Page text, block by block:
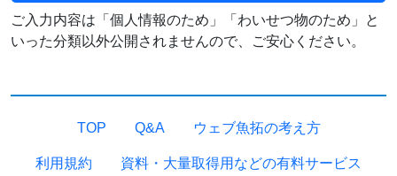
ご入力内容は「個人情報のため」「わいせつ物のため」と
いった分類以外公開されませんので、ご安心ください。
TOP Q&A ウェブ魚拓の考え方
利用規約 資料・大量取得用などの有料サービス